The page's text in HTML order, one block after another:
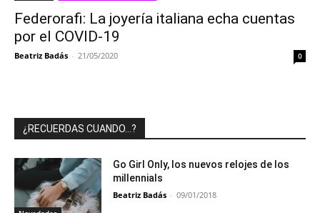
Federorafi: La joyería italiana echa cuentas
por el COVID-19
Beatriz Badás - 21/05/2020 0
¿RECUERDAS CUANDO…?
Go Girl Only, los nuevos relojes de los
millennials
Beatriz Badás - 09/01/2018